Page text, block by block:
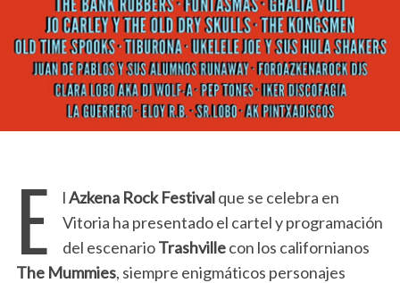
E lAzkena Rock Festivalque se celebra en
Vitoria ha presentado el cartel y programación
del escenarioTrashvillecon los californianos
The Mummies, siempre enigmáticos personajes